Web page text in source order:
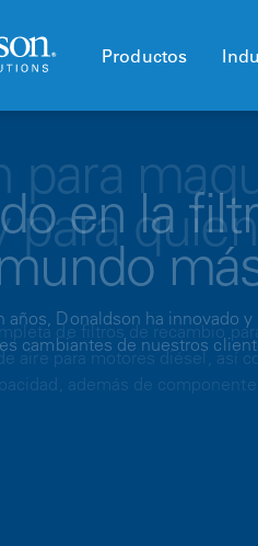
Productos
para
para
de filtros de recambio
aire para motores diésel, así
además de